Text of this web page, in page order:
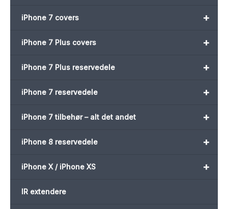
+
iPhone 7 covers
+
iPhone 7 Plus covers
+
iPhone 7 Plus reservedele
+
iPhone 7 reservedele
+
iPhone 7 tilbehør – alt det andet
+
iPhone 8 reservedele
+
iPhone X / iPhone XS
IR extendere